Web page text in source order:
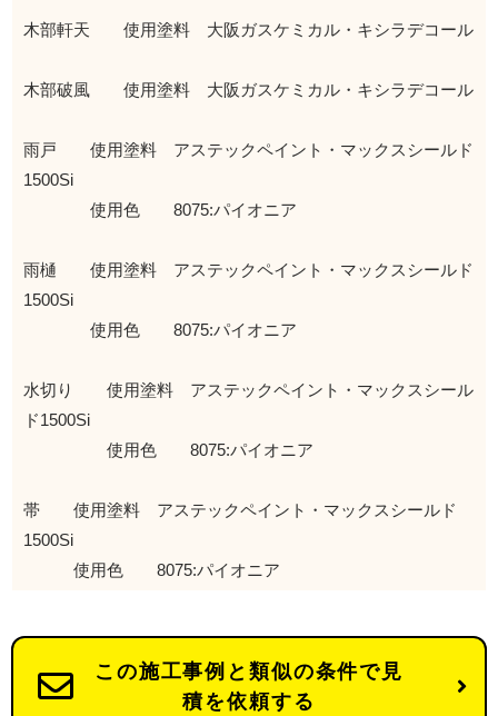
木部軒天 使用塗料 大阪ガスケミカル・キシラデコール
木部破風 使用塗料 大阪ガスケミカル・キシラデコール
雨戸 使用塗料 アステックペイント・マックスシールド
1500Si
使用色 8075:パイオニア
雨樋 使用塗料 アステックペイント・マックスシールド
1500Si
使用色 8075:パイオニア
水切り 使用塗料 アステックペイント・マックスシール
ド1500Si
使用色 8075:パイオニア
帯 使用塗料 アステックペイント・マックスシールド
1500Si
使用色 8075:パイオニア
この施工事例と類似の条件で見
積を依頼する